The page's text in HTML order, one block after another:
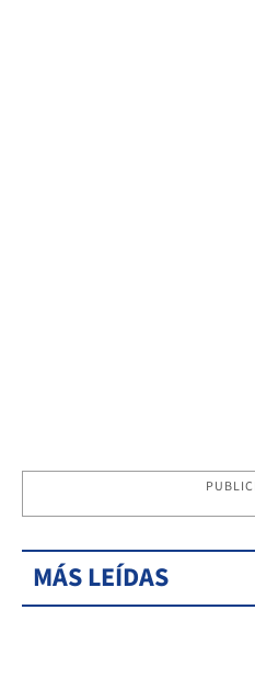
MÁS LEÍDAS